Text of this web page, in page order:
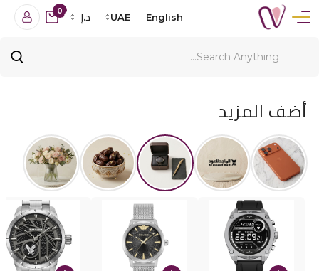
English
UAE د.إ
0
أضف المزيد